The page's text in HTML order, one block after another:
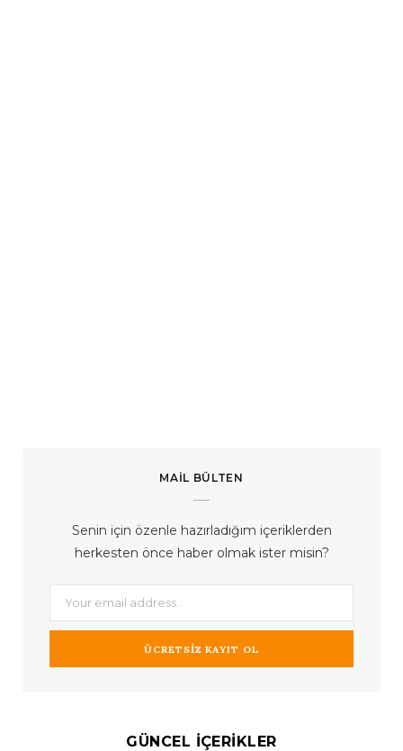
MAIL BÜLTEN
Senin için özenle hazırladığım içeriklerden
herkesten önce haber olmak ister misin?
GÜNCEL IÇERIKLER